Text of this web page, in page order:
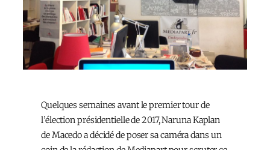
Quelques semaines avant le premier tour de
l’élection présidentielle de 2017, Naruna Kaplan
de Macedo a décidé de poser sa caméra dans un